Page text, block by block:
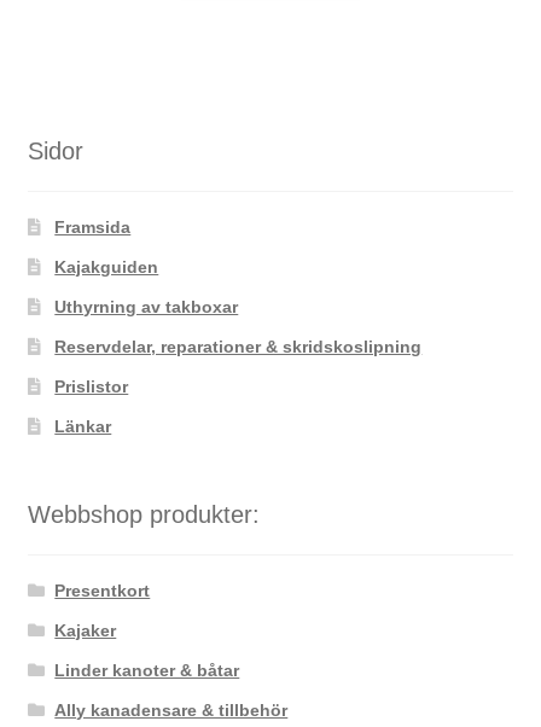
Sidor
Framsida
Kajakguiden
Uthyrning av takboxar
Reservdelar, reparationer & skridskoslipning
Prislistor
Länkar
Webbshop produkter:
Presentkort
Kajaker
Linder kanoter & båtar
Ally kanadensare & tillbehör